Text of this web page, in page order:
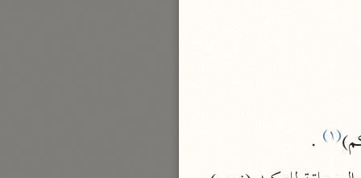
أيسر التفاسير
أبو بكر الجزائري (١٤٣٩ هـ)
(١)
.